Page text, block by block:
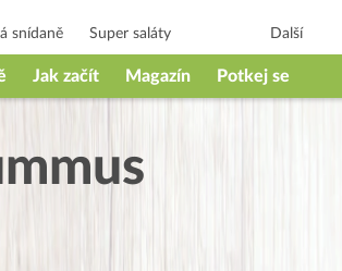
snídaně Super saláty Další
Jak začít Magazín Potkej se